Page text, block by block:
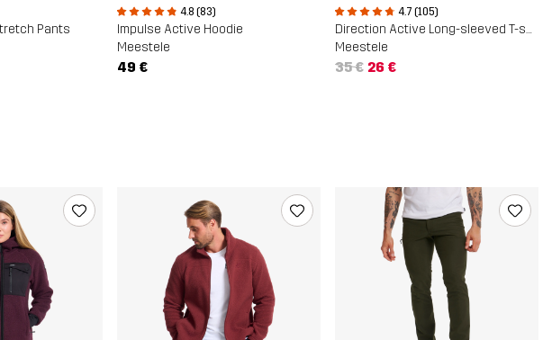
Pants
4.8 (83)
Impulse Active Hoodie
Meestele
49 €
4.7 (105)
Direction Active Long-sleeved T-shirt
Meestele
35 € 26 €